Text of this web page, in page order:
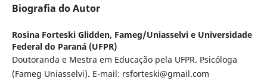
Biografia do Autor
Rosina Forteski Glidden, Fameg/Uniasselvi e Universidade
Federal do Paraná (UFPR)
Doutoranda e Mestra em Educação pela UFPR. Psicóloga
(Fameg Uniasselvi). E-mail: rsforteski@gmail.com